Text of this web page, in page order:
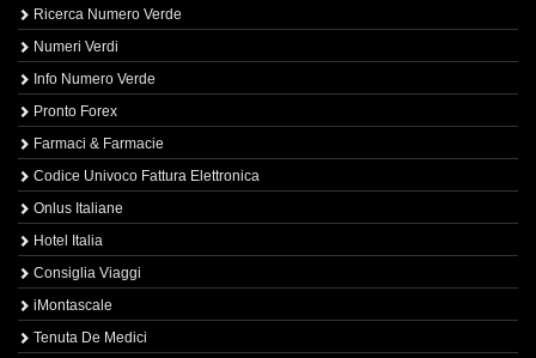
Ricerca Numero Verde
Numeri Verdi
Info Numero Verde
Pronto Forex
Farmaci & Farmacie
Codice Univoco Fattura Elettronica
Onlus Italiane
Hotel Italia
Consiglia Viaggi
iMontascale
Tenuta De Medici